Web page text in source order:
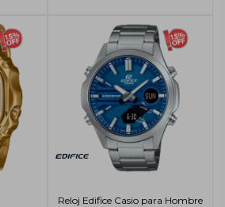
Reloj Edifice Casio para Hombre